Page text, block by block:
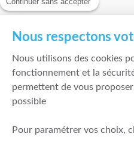
Nous respectons
Nous utilisons des cookies
fonctionnement et la
permettent de vous
possible
Pour paramétrer vos choix,